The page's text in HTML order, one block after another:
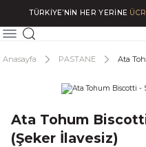
TÜRKİYE’NİN HER YERİNE
Anasayfa PASTANE Ata
Ata Tohum
(Şeker İlavesiz)